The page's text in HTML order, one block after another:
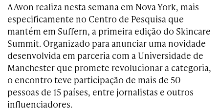
A Avon realiza nesta semana em Nova York, mais
especificamente no Centro de Pesquisa que
mantém em Suffern, a primeira edição do Skincare
Summit. Organizado para anunciar uma novidade
desenvolvida em parceria com a Universidade de
Manchester que promete revolucionar a categoria,
o encontro teve participação de mais de 50
pessoas de 15 países, entre jornalistas e outros
influenciadores.